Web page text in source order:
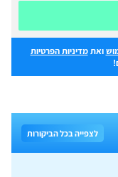
ואתמדיניות הפרטיות
לצפייה בכל הביקורות